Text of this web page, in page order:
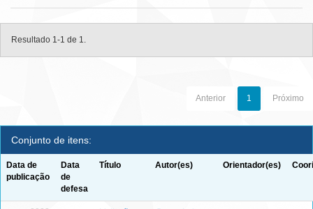
Resultado 1-1 de 1.
Anterior 1 Próximo
Conjunto de itens:
Data de
publicação
Data
de
defesa
Título Autor(es) Orientador(es)